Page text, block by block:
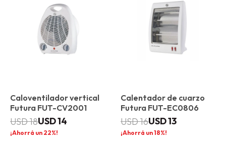
Caloventilador vertical
Futura FUT-CV2001
USD14
USD18
22
Calentador de cuarzo
Futura FUT-EC0806
USD13
USD16
18